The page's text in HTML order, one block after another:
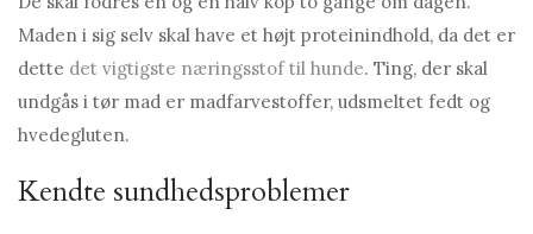
Maden i sig selv skal have et højt proteinindhold, da det er
dette det vigtigste næringsstof til hunde. Ting, der skal
undgås i tør mad er madfarvestoffer, udsmeltet fedt og
hvedegluten.
Kendte sundhedsproblemer